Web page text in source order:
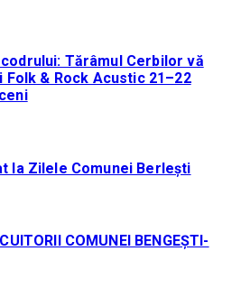
Tărâmul Cerbilor vă
& Rock Acustic 21–22
la Zilele Comunei Berlești
COMUNEI BENGEȘTI-